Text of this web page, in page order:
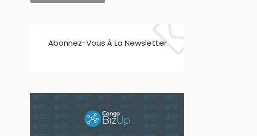
Abonnez-Vous À La Newsletter